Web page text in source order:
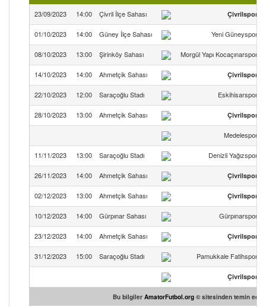
23/09/2023 14:00 Çivril İlçe Sahası Çivrilspor
01/10/2023 14:00 Güney İlçe Sahası Yeni Güneyspor
08/10/2023 13:00 Şirinköy Sahası Morgül Yapı Kocaçınarspor
14/10/2023 14:00 Ahmetçik Sahası Çivrilspor
22/10/2023 12:00 Saraçoğlu Stadı Eskihisarspor
28/10/2023 13:00 Ahmetçik Sahası Çivrilspor
Medelespor
11/11/2023 13:00 Saraçoğlu Stadı Denizli Yağızspor
26/11/2023 14:00 Ahmetçik Sahası Çivrilspor
02/12/2023 13:00 Ahmetçik Sahası Çivrilspor
10/12/2023 14:00 Gürpınar Sahası Gürpınarspor
23/12/2023 14:00 Ahmetçik Sahası Çivrilspor
31/12/2023 15:00 Saraçoğlu Stadı Pamukkale Fatihspor
Çivrilspor
Bu bilgiler AmatorFutbol.org© sitesinden temin